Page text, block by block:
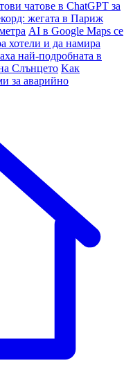
чатове в ChatGPT за
жегата в Париж
AI в Google Maps се
хотели и да намира
най-подробната в
Слънцето Kак
за аварийно